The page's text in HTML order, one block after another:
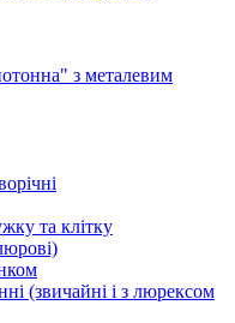
з металевим
та клітку
(звичайні і з люрексом